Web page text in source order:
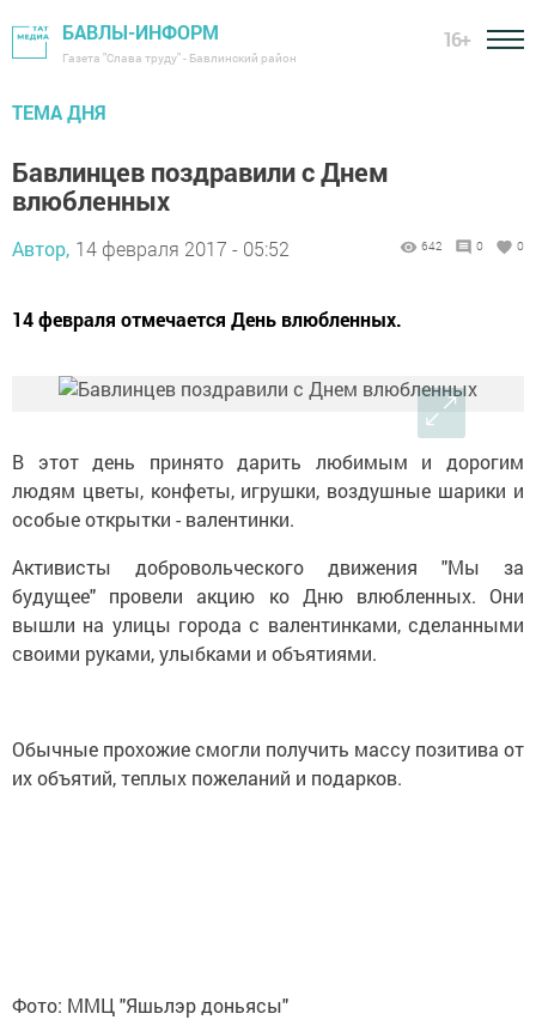
БАВЛЫ-ИНФОРМ
Газета "Слава труду" - Бавлинский район
16+
ТЕМА ДНЯ
Бавлинцев поздравили с Днем
влюбленных
Автор, 14 февраля 2017 - 05:52 642 0 0
14 февраля отмечается День влюбленных.
В этот день принято дарить любимым и дорогим
людям цветы, конфеты, игрушки, воздушные шарики и
особые открытки - валентинки.
Активисты добровольческого движения "Мы за
будущее" провели акцию ко Дню влюбленных. Они
вышли на улицы города с валентинками, сделанными
своими руками, улыбками и объятиями.
Обычные прохожие смогли получить массу позитива от
их объятий, теплых пожеланий и подарков.
Фото: ММЦ "Яшьлэр доньясы"